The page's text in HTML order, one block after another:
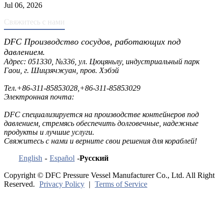
Jul 06, 2026
Свяжитесь с нами
DFC Производство сосудов, работающих под
давлением.
Адрес: 051330, №336, ул. Цюцяньлу, индустриальный парк
Гаои, г. Шицзячжуан, пров. Хэбэй
Тел.+86-311-85853028 +86-311-85853029
Электронная почта:
DFC специализируется на производстве контейнеров под
давлением, стремясь обеспечить долговечные, надежные
продукты и лучшие услуги.
Свяжитесь с нами и верните свои решения для кораблей!
English - Español -Русский
Copyright © DFC Pressure Vessel Manufacturer Co., Ltd. All Right
Reserved. Privacy Policy | Terms of Service